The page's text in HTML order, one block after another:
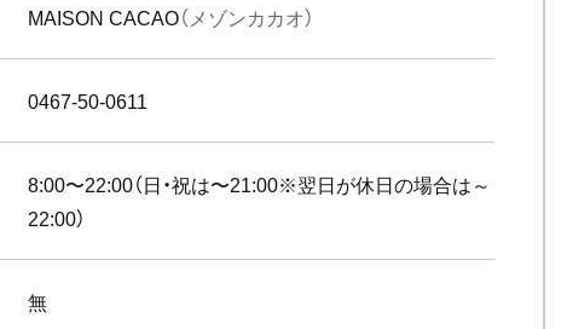
MAISON CACAO（メゾンカカオ）
0467-50-0611
8:00〜22:00（日・祝は〜21:00※翌日が休日の場合は～
22:00）
無